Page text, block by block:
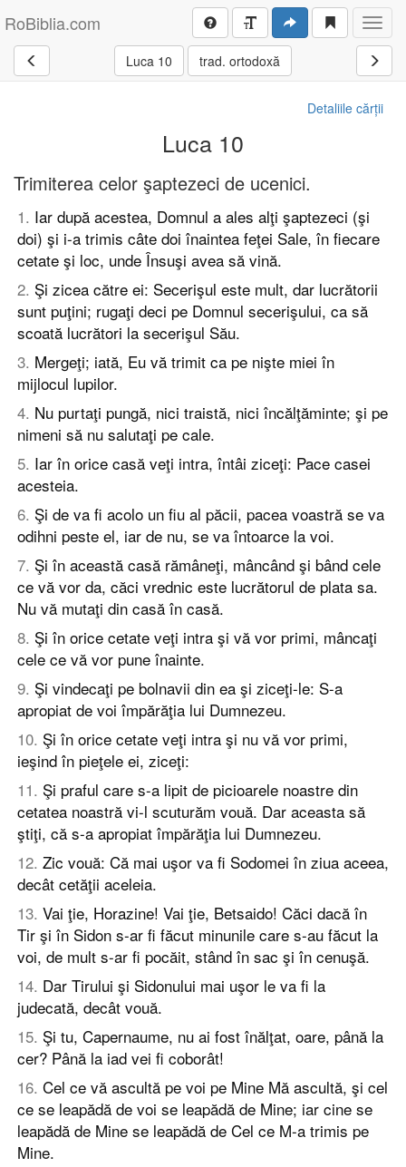
RoBiblia.com
Luca 10 trad. ortodoxă
Detaliile cărții
Luca 10
Trimiterea celor şaptezeci de ucenici.
1. Iar după acestea, Domnul a ales alţi şaptezeci (şi
doi) şi i-a trimis câte doi înaintea feţei Sale, în fiecare
cetate şi loc, unde Însuşi avea să vină.
2. Şi zicea către ei: Secerişul este mult, dar lucrătorii
sunt puţini; rugaţi deci pe Domnul secerişului, ca să
scoată lucrători la secerişul Său.
3. Mergeţi; iată, Eu vă trimit ca pe nişte miei în
mijlocul lupilor.
4. Nu purtaţi pungă, nici traistă, nici încălţăminte; şi pe
nimeni să nu salutaţi pe cale.
5. Iar în orice casă veţi intra, întâi ziceţi: Pace casei
acesteia.
6. Şi de va fi acolo un fiu al păcii, pacea voastră se va
odihni peste el, iar de nu, se va întoarce la voi.
7. Şi în această casă rămâneţi, mâncând şi bând cele
ce vă vor da, căci vrednic este lucrătorul de plata sa.
Nu vă mutaţi din casă în casă.
8. Şi în orice cetate veţi intra şi vă vor primi, mâncaţi
cele ce vă vor pune înainte.
9. Şi vindecaţi pe bolnavii din ea şi ziceţi-le: S-a
apropiat de voi împărăţia lui Dumnezeu.
10. Şi în orice cetate veţi intra şi nu vă vor primi,
ieşind în pieţele ei, ziceţi:
11. Şi praful care s-a lipit de picioarele noastre din
cetatea noastră vi-l scuturăm vouă. Dar aceasta să
ştiţi, că s-a apropiat împărăţia lui Dumnezeu.
12. Zic vouă: Că mai uşor va fi Sodomei în ziua aceea,
decât cetăţii aceleia.
13. Vai ţie, Horazine! Vai ţie, Betsaido! Căci dacă în
Tir şi în Sidon s-ar fi făcut minunile care s-au făcut la
voi, de mult s-ar fi pocăit, stând în sac şi în cenuşă.
14. Dar Tirului şi Sidonului mai uşor le va fi la
judecată, decât vouă.
15. Şi tu, Capernaume, nu ai fost înălţat, oare, până la
cer? Până la iad vei fi coborât!
16. Cel ce vă ascultă pe voi pe Mine Mă ascultă, şi cel
ce se leapădă de voi se leapădă de Mine; iar cine se
leapădă de Mine se leapădă de Cel ce M-a trimis pe
Mine.